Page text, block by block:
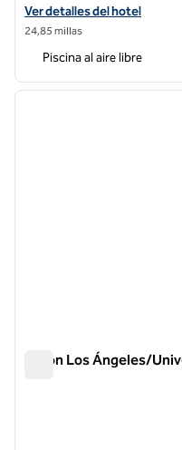
Ver detalles del hotel Hilton
Ver detalles del hotel
24,85 millas
Piscina al aire libre
1 de 11
Hilton Los Ángeles/